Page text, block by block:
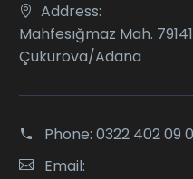
Address:
Mahfesığmaz Mah.
Çukurova/Adana
Phone: 0322 402 09
Email: